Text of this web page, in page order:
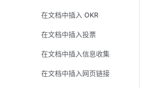
在文档中插入 OKR
在文档中插入投票
在文档中插入信息收集
在文档中插入网页链接